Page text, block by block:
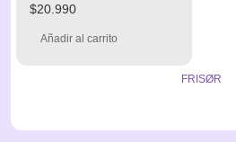
$20.990
Añadir al carrito
FRISØR